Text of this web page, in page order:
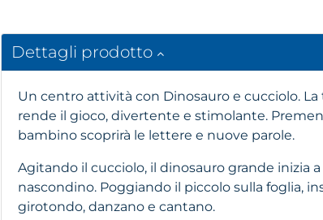
Dettagli prodotto
Un centro attività con Dinosauro e cucciolo.
rende il gioco, divertente e stimolante.
bambino scoprirà le lettere e nuove parole.
Agitando il cucciolo, il dinosauro grande inizia
nascondino. Poggiando il piccolo sulla foglia,
girotondo, danzano e cantano.